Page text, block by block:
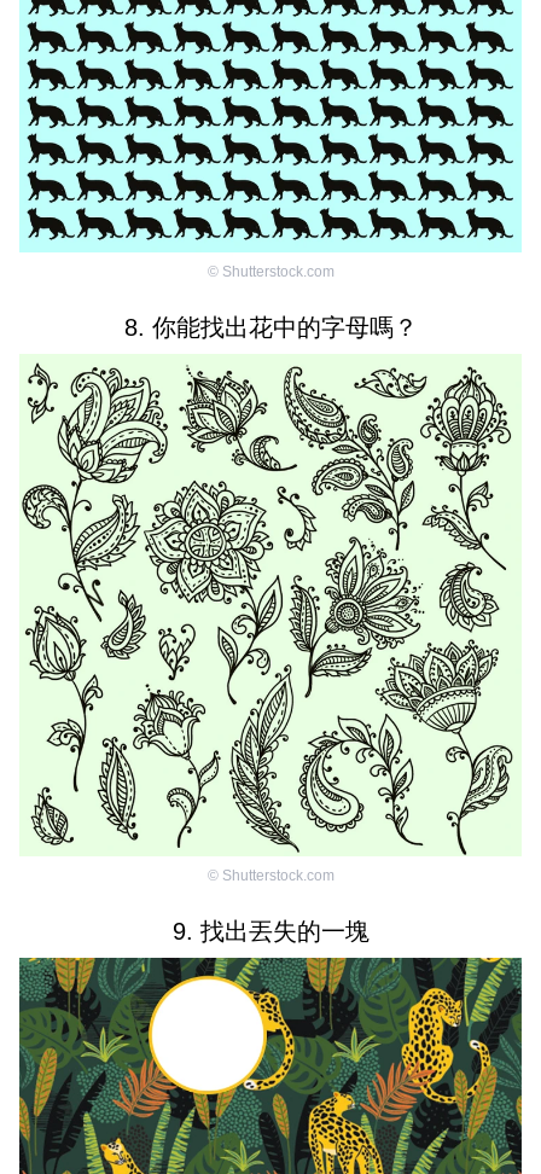
© Shutterstock.com
8. 你能找出花中的字母嗎？
© Shutterstock.com
9. 找出丟失的一塊